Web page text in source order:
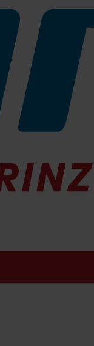
wirksam *
reduziert